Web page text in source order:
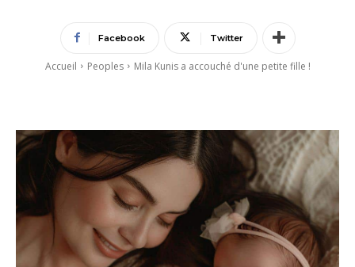
Facebook Twitter
Accueil Peoples Mila Kunis a accouché d'une petite fille !